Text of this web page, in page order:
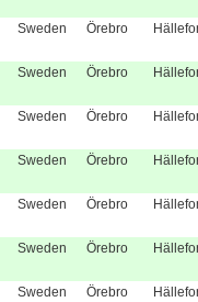
Sweden Örebro
Sweden Örebro
Sweden Örebro
Sweden Örebro
Sweden Örebro
Sweden Örebro
Sweden Örebro